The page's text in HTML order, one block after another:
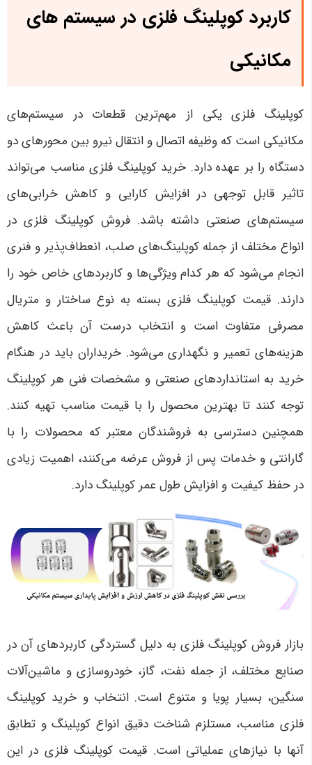
کاربرد کوپلینگ فلزی در سیستم های
مکانیکی
کوپلینگ فلزی یکی از مهم‌ترین قطعات در سیستم‌های
مکانیکی است که وظیفه اتصال و انتقال نیرو بین محورهای دو
دستگاه را بر عهده دارد. خرید کوپلینگ فلزی مناسب می‌تواند
تاثیر قابل توجهی در افزایش کارایی و کاهش خرابی‌های
سیستم‌های صنعتی داشته باشد. فروش کوپلینگ فلزی در
انواع مختلف از جمله کوپلینگ‌های صلب، انعطاف‌پذیر و فنری
انجام می‌شود که هر کدام ویژگی‌ها و کاربردهای خاص خود را
دارند. قیمت کوپلینگ فلزی بسته به نوع ساختار و متریال
مصرفی متفاوت است و انتخاب درست آن باعث کاهش
هزینه‌های تعمیر و نگهداری می‌شود. خریداران باید در هنگام
خرید به استانداردهای صنعتی و مشخصات فنی هر کوپلینگ
توجه کنند تا بهترین محصول را با قیمت مناسب تهیه کنند.
همچنین دسترسی به فروشندگان معتبر که محصولات را با
گارانتی و خدمات پس از فروش عرضه می‌کنند، اهمیت زیادی
در حفظ کیفیت و افزایش طول عمر کوپلینگ دارد.
بازار فروش کوپلینگ فلزی به دلیل گستردگی کاربردهای آن در
صنایع مختلف، از جمله نفت، گاز، خودروسازی و ماشین‌آلات
سنگین، بسیار پویا و متنوع است. انتخاب و خرید کوپلینگ
فلزی مناسب، مستلزم شناخت دقیق انواع کوپلینگ و تطابق
آنها با نیازهای عملیاتی است. قیمت کوپلینگ فلزی در این